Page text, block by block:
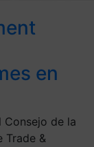
en
Consejo de la
Trade &